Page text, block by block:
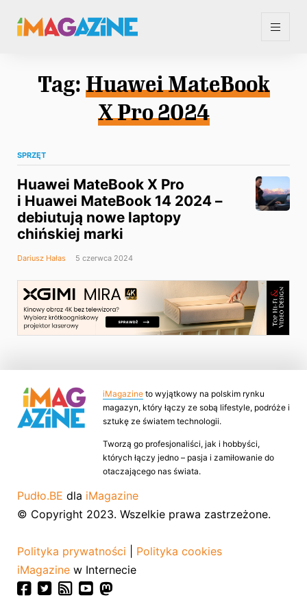
Tag: Huawei MateBook
X Pro 2024
SPRZĘT
Huawei MateBook X Pro
i Huawei MateBook 14 2024 –
debiutują nowe laptopy
chińskiej marki
Dariusz Hałas 5 czerwca 2024
iMagazine to wyjątkowy na polskim rynku
magazyn, który łączy ze sobą lifestyle, podróże i
sztukę ze światem technologii.
Tworzą go profesjonaliści, jak i hobbyści,
których łączy jedno – pasja i zamiłowanie do
otaczającego nas świata.
Pudło.BE dla iMagazine
© Copyright 2023. Wszelkie prawa zastrzeżone.
Polityka prywatności
Polityka cookies
iMagazine w Internecie